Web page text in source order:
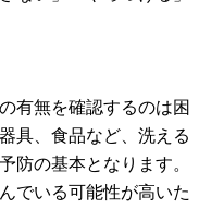
有無を確認するのは困
具、食品など、洗える
防の基本となります。
でいる可能性が高いた